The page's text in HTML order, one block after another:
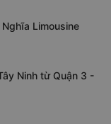
Limousine
Ninh từ Quận 3 -